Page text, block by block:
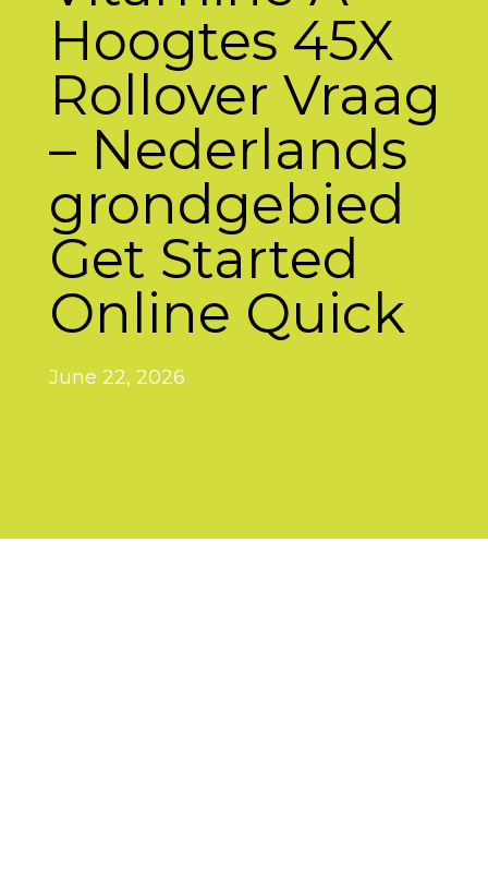
Hoogtes 45X
Rollover Vraag
– Nederlands
grondgebied
Get Started
Online Quick
June 22, 2026